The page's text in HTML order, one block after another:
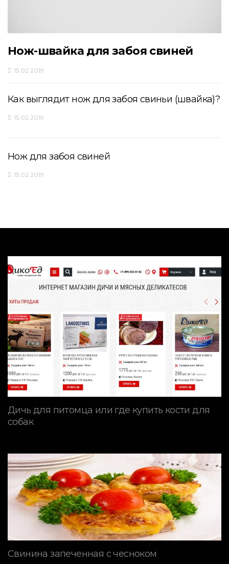
Нож-швайка для забоя свиней
15.02.2019
Как выглядит нож для забоя свиньи (швайка)?
15.02.2019
Нож для забоя свиней
15.02.2019
Дичь для питомца или где купить кости для
собак
Свинина запеченная с чесноком